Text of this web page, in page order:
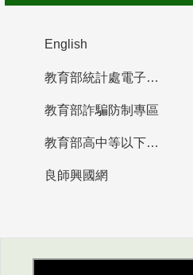
English
教育部統計處電子書櫃
教育部詐騙防制專區
教育部高中等以下學校及幼兒園教師資格檢定考試
良師興國網